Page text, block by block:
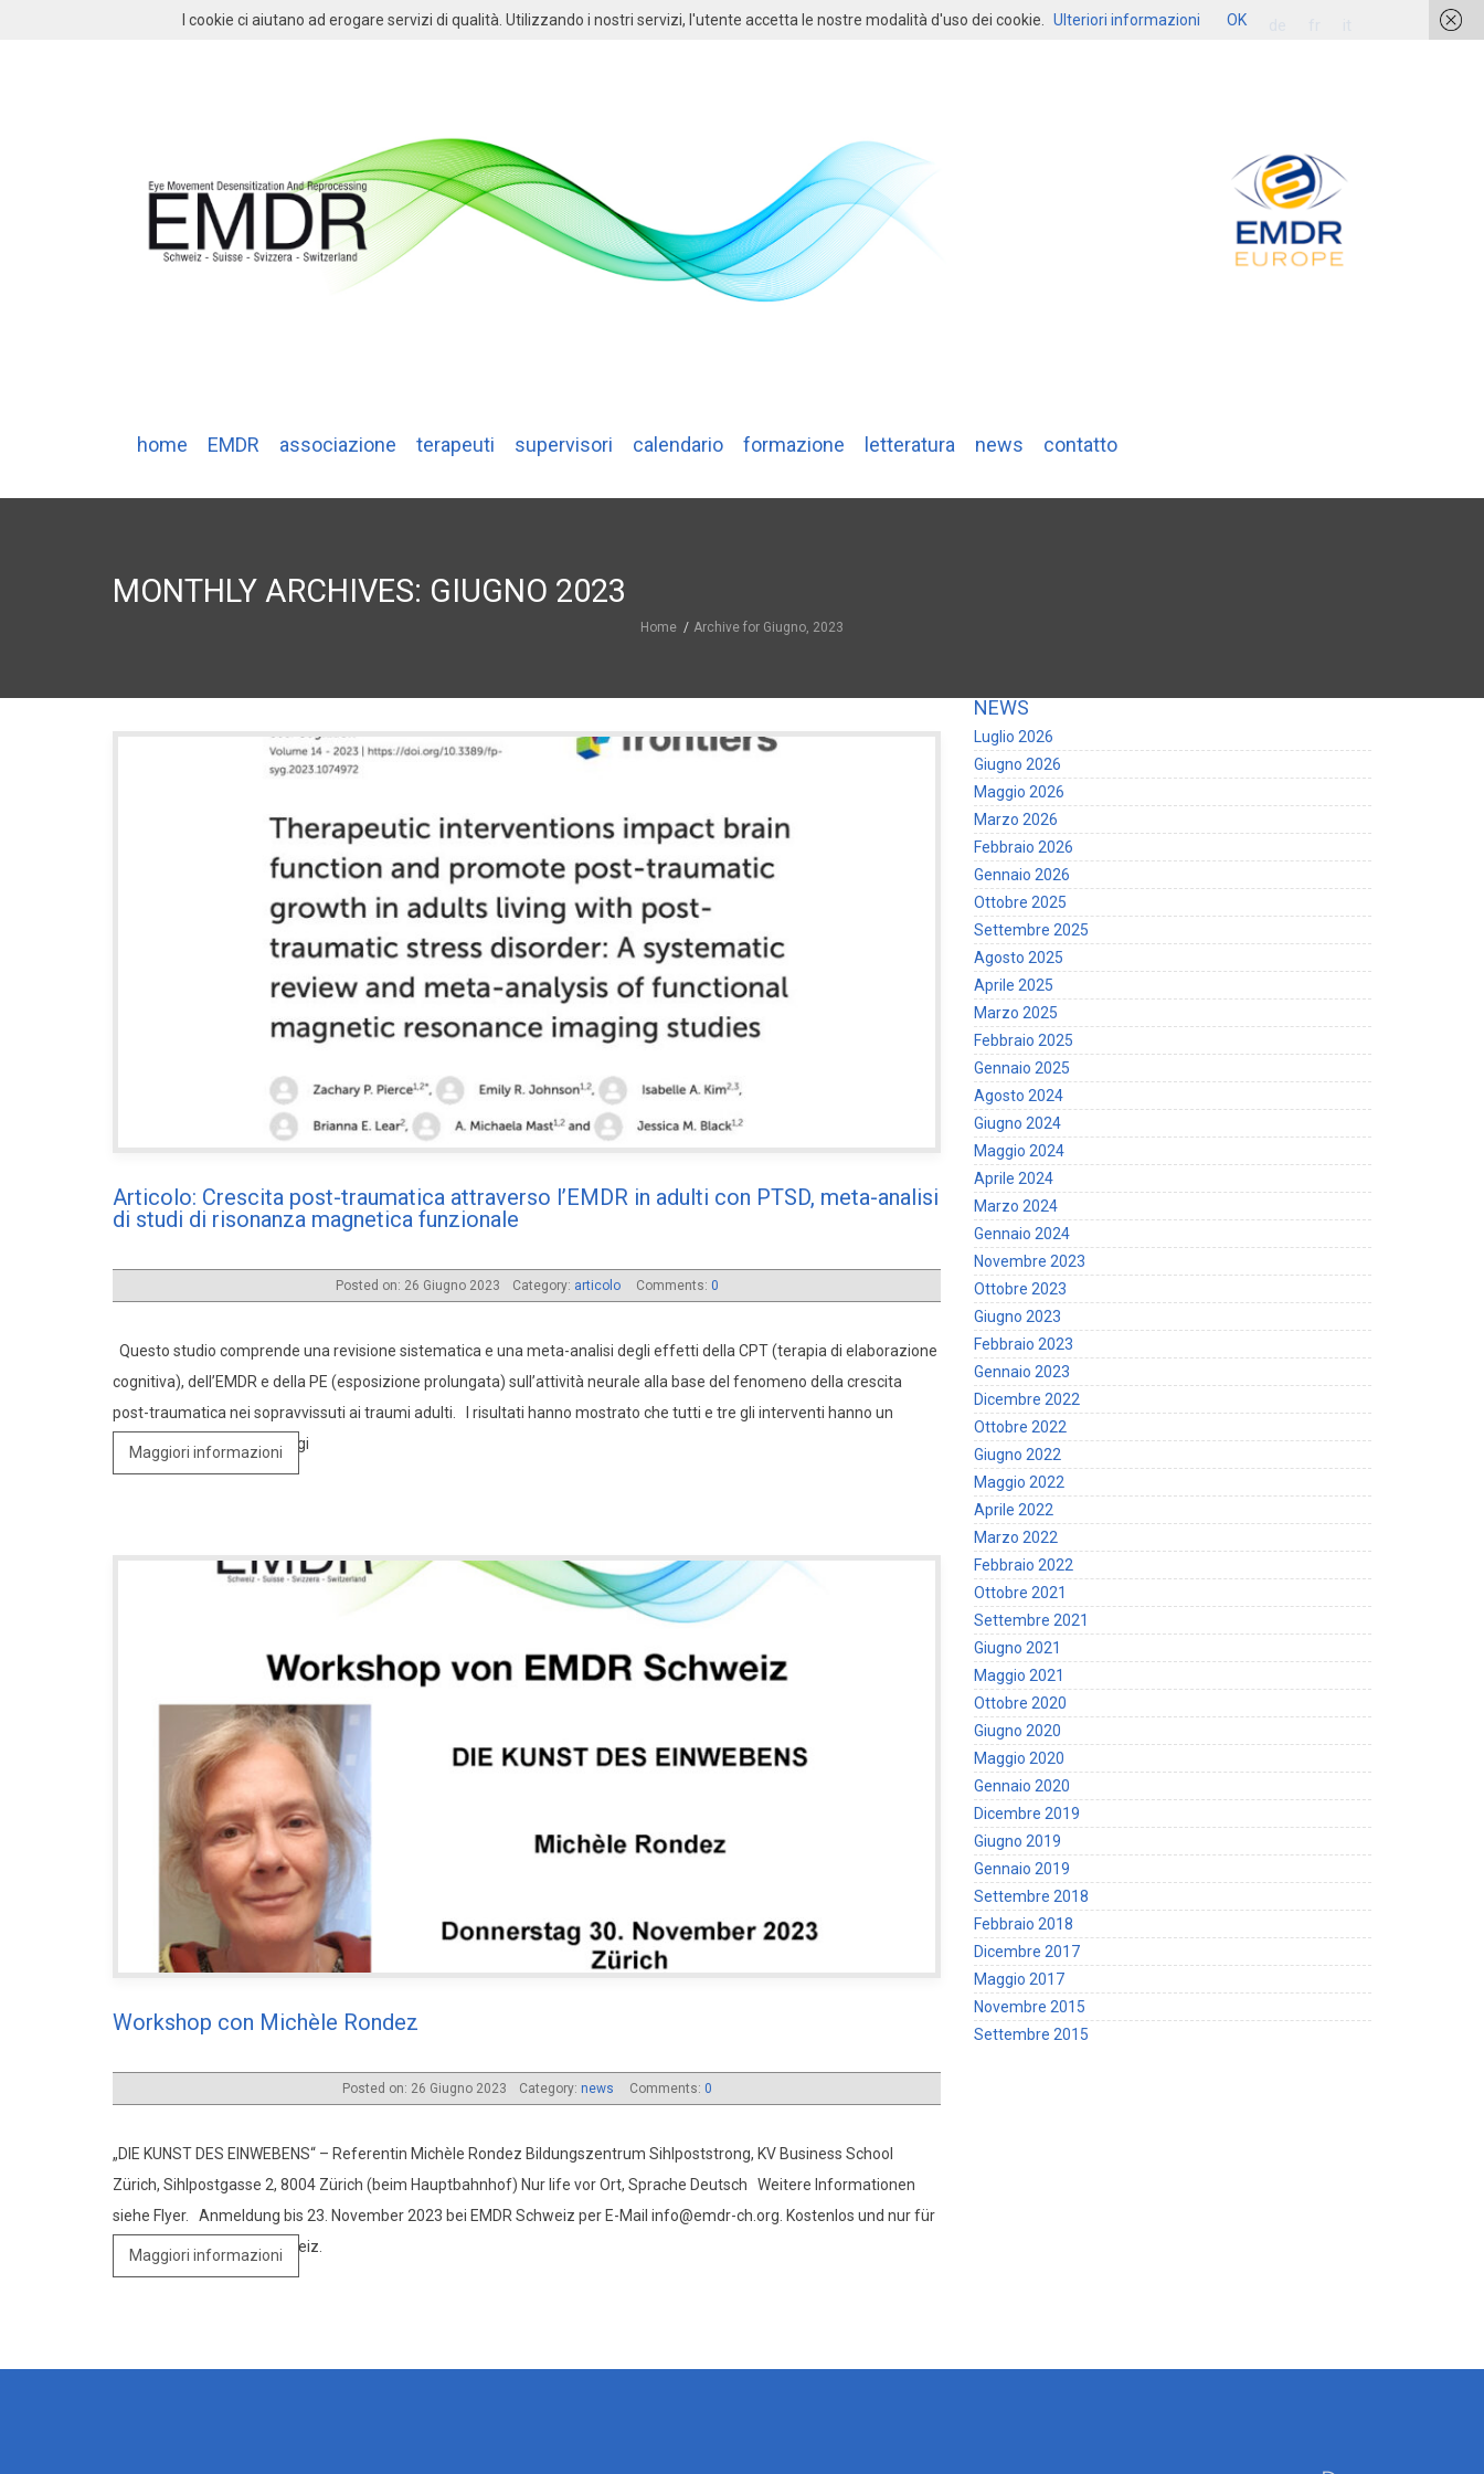
login
home EMDR associazione terapeuti supervisori calendario formazione letteratura news contatto
MONTHLY ARCHIVES: GIUGNO 2023
Home Archive for Giugno, 2023
Articolo: Crescita post-traumatica attraverso l’EMDR in adulti con PTSD, meta-analisi
di studi di risonanza magnetica funzionale
Posted on: 26 Giugno 2023 Category: articolo Comments: 0
Questo studio comprende una revisione sistematica e una meta-analisi degli effetti della CPT (terapia di elaborazione
cognitiva), dell’EMDR e della PE (esposizione prolungata) sull’attività neurale alla base del fenomeno della crescita
post-traumatica nei sopravvissuti ai traumi adulti. I risultati hanno mostrato che tutti e tre gli interventi hanno un
effetto robusto sui punteggi
Maggiori informazioni
Workshop con Michèle Rondez
Posted on: 26 Giugno 2023 Category: news Comments: 0
„DIE KUNST DES EINWEBENS“ – Referentin Michèle Rondez Bildungszentrum Sihlpoststrong, KV Business School
Zürich, Sihlpostgasse 2, 8004 Zürich (beim Hauptbahnhof) Nur life vor Ort, Sprache Deutsch Weitere Informationen
siehe Flyer. Anmeldung bis 23. November 2023 bei EMDR Schweiz per E-Mail info@emdr-ch.org. Kostenlos und nur für
Mitglieder von EMDR Schweiz.
Maggiori informazioni
NEWS
Luglio 2026
Giugno 2026
Maggio 2026
Marzo 2026
Febbraio 2026
Gennaio 2026
Ottobre 2025
Settembre 2025
Agosto 2025
Aprile 2025
Marzo 2025
Febbraio 2025
Gennaio 2025
Agosto 2024
Giugno 2024
Maggio 2024
Aprile 2024
Marzo 2024
Gennaio 2024
Novembre 2023
Ottobre 2023
Giugno 2023
Febbraio 2023
Gennaio 2023
Dicembre 2022
Ottobre 2022
Giugno 2022
Maggio 2022
Aprile 2022
Marzo 2022
Febbraio 2022
Ottobre 2021
Settembre 2021
Giugno 2021
Maggio 2021
Ottobre 2020
Giugno 2020
Maggio 2020
Gennaio 2020
Dicembre 2019
Giugno 2019
Gennaio 2019
Settembre 2018
Febbraio 2018
Dicembre 2017
Maggio 2017
Novembre 2015
Settembre 2015
I cookie ci aiutano ad erogare servizi di qualità. Utilizzando i nostri servizi, l'utente accetta le nostre modalità d'uso dei cookie. Ulteriori informazioni OK